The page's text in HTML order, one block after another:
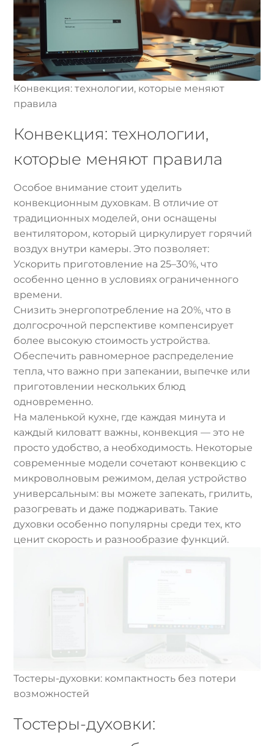
Конвекция: технологии, которые меняют
правила
Конвекция: технологии,
которые меняют правила
Особое внимание стоит уделить
конвекционным духовкам. В отличие от
традиционных моделей, они оснащены
вентилятором, который циркулирует горячий
воздух внутри камеры. Это позволяет:
Ускорить приготовление на 25–30%, что
особенно ценно в условиях ограниченного
времени.
Снизить энергопотребление на 20%, что в
долгосрочной перспективе компенсирует
более высокую стоимость устройства.
Обеспечить равномерное распределение
тепла, что важно при запекании, выпечке или
приготовлении нескольких блюд
одновременно.
На маленькой кухне, где каждая минута и
каждый киловатт важны, конвекция — это не
просто удобство, а необходимость. Некоторые
современные модели сочетают конвекцию с
микроволновым режимом, делая устройство
универсальным: вы можете запекать, грилить,
разогревать и даже поджаривать. Такие
духовки особенно популярны среди тех, кто
ценит скорость и разнообразие функций.
Тостеры-духовки: компактность без потери
возможностей
Тостеры-духовки: